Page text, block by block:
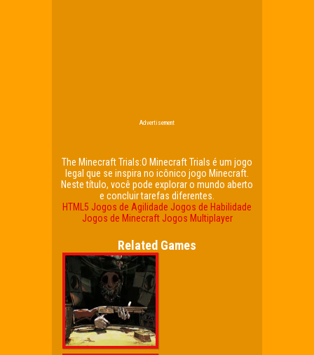
Advertisement
The Minecraft Trials:O Minecraft Trials é um jogo
legal que se inspira no icônico jogo Minecraft.
Neste título, você pode explorar o mundo aberto
e concluir tarefas diferentes.
HTML5 Jogos de Agilidade Jogos de Habilidade
Jogos de Minecraft Jogos Multiplayer
Related Games